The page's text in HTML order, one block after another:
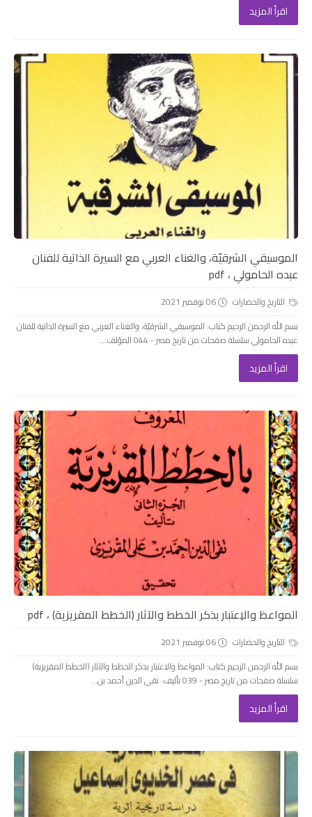
اقرأ المزيد
الموسيقي الشرقيّة، والغناء العربي مع السيرة الذاتية للفنان
عبده الحامولي ، pdf
التاريخ والحضارات
06 نوفمبر 2021
بسم الله الرحمن الرحيم كتاب: الموسيقي الشرقيّة، والغناء العربي مع السيرة الذاتية للفنان
عبده الحامولي سلسلة صفحات من تاريخ مصر - 044 المؤلف:...
اقرأ المزيد
المواعظ والاِعتبار بذكر الخطط والآثار (الخطط المقريزية) ، pdf
التاريخ والحضارات
06 نوفمبر 2021
بسم الله الرحمن الرحيم كتاب: المواعظ والاِعتبار بذكر الخطط والآثار (الخطط المقريزية)
سلسلة صفحات من تاريخ مصر - 039 تأليف: تقى الدين أحمد بن...
اقرأ المزيد